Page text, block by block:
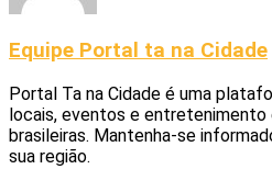
Equipe Portal ta na Cidade
Portal Ta na Cidade é uma
locais, eventos e entretenimento
brasileiras. Mantenha-se
sua região.